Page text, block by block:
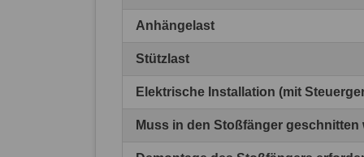
Anhängelast
Stützlast
Elektrische Installation (mit
Muss in den Stoßfänger geschnitten